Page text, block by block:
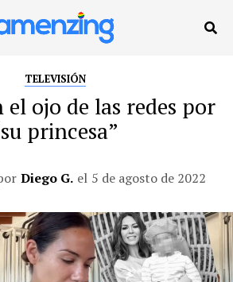
TELEVISIÓN
el ojo de las redes por
princesa”
Diego G. el 5 de agosto de 2022